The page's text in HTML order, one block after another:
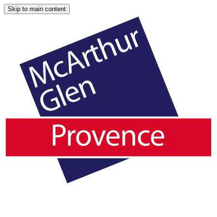
Skip to main content